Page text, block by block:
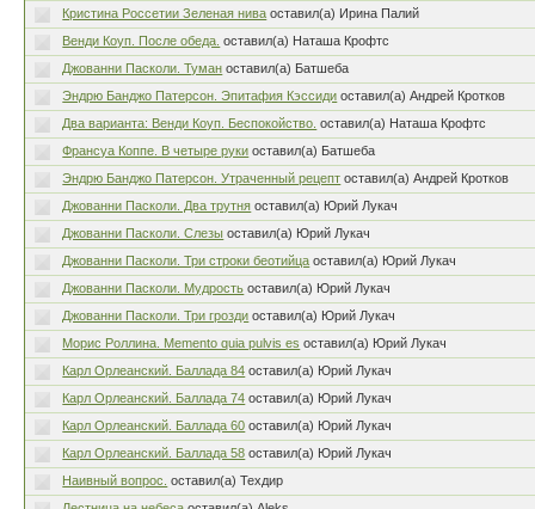
Кристина Россетии Зеленая нива оставил(а) Ирина Палий
Венди Коуп. После обеда. оставил(а) Наташа Крофтс
Джованни Пасколи. Туман оставил(а) Батшеба
Эндрю Банджо Патерсон. Эпитафия Кэссиди оставил(а) Андрей Кротков
Два варианта: Венди Коуп. Беспокойство. оставил(а) Наташа Крофтс
Франсуа Коппе. В четыре руки оставил(а) Батшеба
Эндрю Банджо Патерсон. Утраченный рецепт оставил(а) Андрей Кротков
Джованни Пасколи. Два трутня оставил(а) Юрий Лукач
Джованни Пасколи. Слезы оставил(а) Юрий Лукач
Джованни Пасколи. Три строки беотийца оставил(а) Юрий Лукач
Джованни Пасколи. Мудрость оставил(а) Юрий Лукач
Джованни Пасколи. Три грозди оставил(а) Юрий Лукач
Морис Роллина. Memento quia pulvis es оставил(а) Юрий Лукач
Карл Орлеанский. Баллада 84 оставил(а) Юрий Лукач
Карл Орлеанский. Баллада 74 оставил(а) Юрий Лукач
Карл Орлеанский. Баллада 60 оставил(а) Юрий Лукач
Карл Орлеанский. Баллада 58 оставил(а) Юрий Лукач
Наивный вопрос.
оставил(а) Техдир